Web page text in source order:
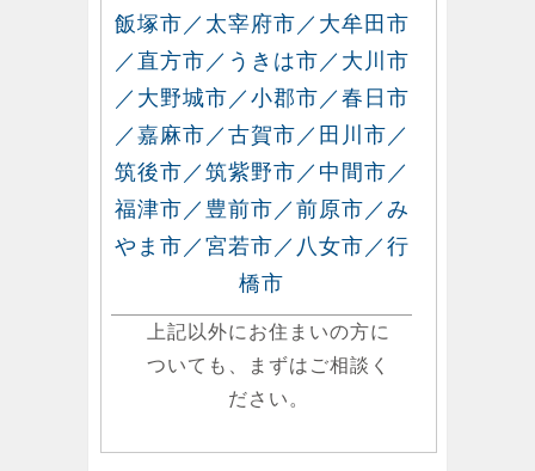
飯塚市／太宰府市／大牟田市
／直方市／うきは市／大川市
／大野城市／小郡市／春日市
／嘉麻市／古賀市／田川市／
筑後市／筑紫野市／中間市／
福津市／豊前市／前原市／み
やま市／宮若市／八女市／行
橋市
上記以外にお住まいの方に
ついても、まずはご相談く
ださい。